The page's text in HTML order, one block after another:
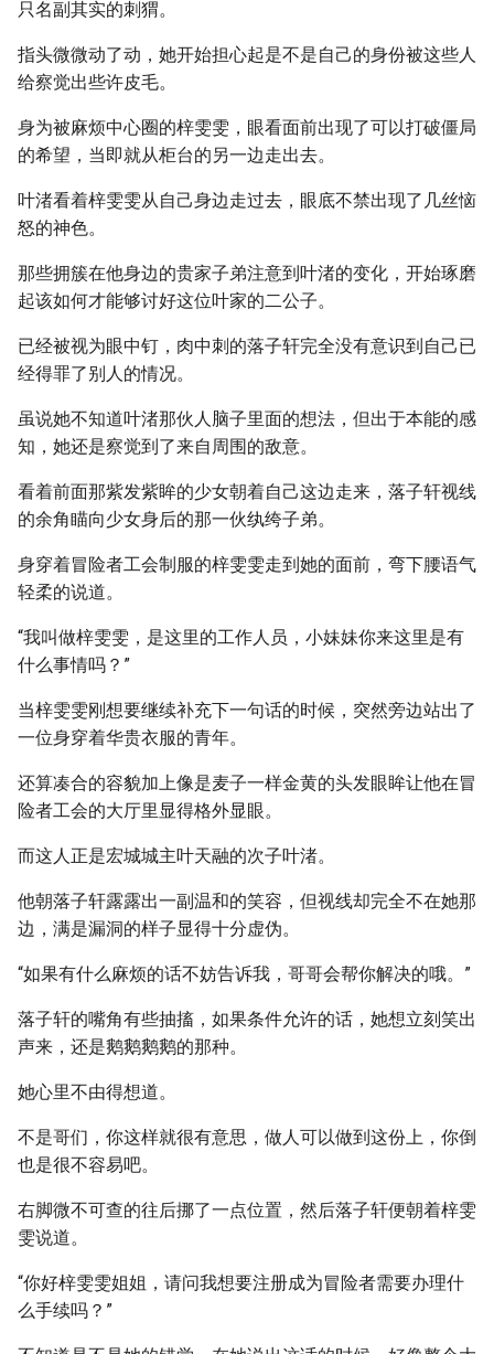
只名副其实的刺猬。
指头微微动了动，她开始担心起是不是自己的身份被这些人
给察觉出些许皮毛。
身为被麻烦中心圈的梓雯雯，眼看面前出现了可以打破僵局
的希望，当即就从柜台的另一边走出去。
叶渚看着梓雯雯从自己身边走过去，眼底不禁出现了几丝恼
怒的神色。
那些拥簇在他身边的贵家子弟注意到叶渚的变化，开始琢磨
起该如何才能够讨好这位叶家的二公子。
已经被视为眼中钉，肉中刺的落子轩完全没有意识到自己已
经得罪了别人的情况。
虽说她不知道叶渚那伙人脑子里面的想法，但出于本能的感
知，她还是察觉到了来自周围的敌意。
看着前面那紫发紫眸的少女朝着自己这边走来，落子轩视线
的余角瞄向少女身后的那一伙纨绔子弟。
身穿着冒险者工会制服的梓雯雯走到她的面前，弯下腰语气
轻柔的说道。
“我叫做梓雯雯，是这里的工作人员，小妹妹你来这里是有
什么事情吗？”
当梓雯雯刚想要继续补充下一句话的时候，突然旁边站出了
一位身穿着华贵衣服的青年。
还算凑合的容貌加上像是麦子一样金黄的头发眼眸让他在冒
险者工会的大厅里显得格外显眼。
而这人正是宏城城主叶天融的次子叶渚。
他朝落子轩露露出一副温和的笑容，但视线却完全不在她那
边，满是漏洞的样子显得十分虚伪。
“如果有什么麻烦的话不妨告诉我，哥哥会帮你解决的哦。”
落子轩的嘴角有些抽搐，如果条件允许的话，她想立刻笑出
声来，还是鹅鹅鹅鹅的那种。
她心里不由得想道。
不是哥们，你这样就很有意思，做人可以做到这份上，你倒
也是很不容易吧。
右脚微不可查的往后挪了一点位置，然后落子轩便朝着梓雯
雯说道。
“你好梓雯雯姐姐，请问我想要注册成为冒险者需要办理什
么手续吗？”